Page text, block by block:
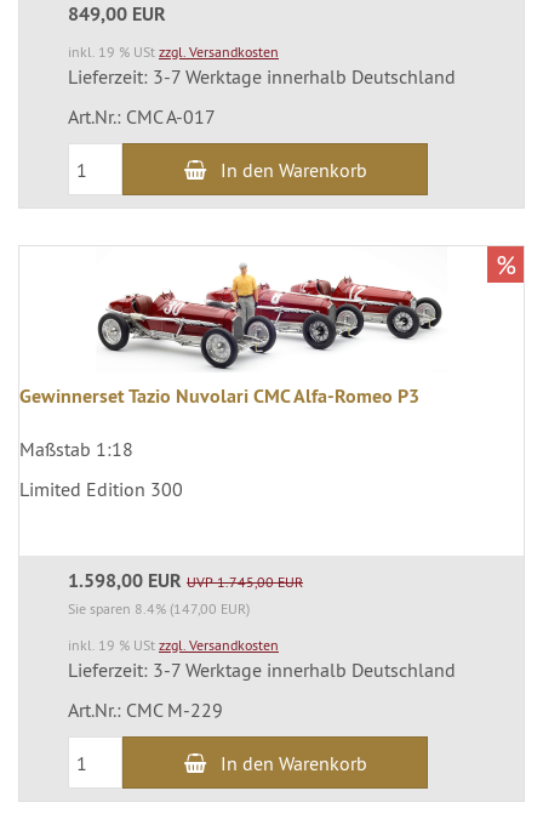
849,00 EUR
inkl. 19 % USt zzgl. Versandkosten
Lieferzeit: 3-7 Werktage innerhalb Deutschland
Art.Nr.: CMC A-017
In den Warenkorb
Gewinnerset Tazio Nuvolari CMC Alfa-Romeo P3
Maßstab 1:18
Limited Edition 300
1.598,00 EUR UVP 1.745,00 EUR
Sie sparen 8.4% (147,00 EUR)
inkl. 19 % USt zzgl. Versandkosten
Lieferzeit: 3-7 Werktage innerhalb Deutschland
Art.Nr.: CMC M-229
In den Warenkorb
%